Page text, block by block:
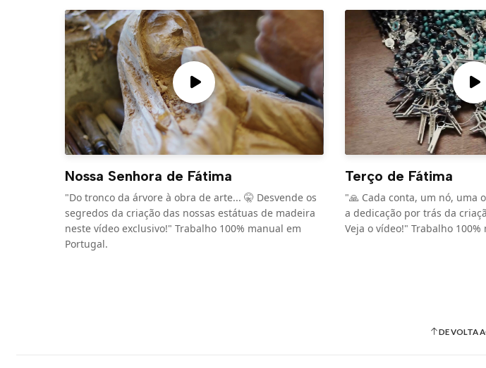
Nossa Senhora de Fátima
"Do tronco da árvore à obra de arte... 🤫 Desvende os
segredos da criação das nossas estátuas de madeira
neste vídeo exclusivo!" Trabalho 100% manual em
Portugal.
Terço de Fátima
"🙏 Cada conta, um nó, uma
a dedicação por trás da
Veja o vídeo!" Trabalho
DE VOLTA